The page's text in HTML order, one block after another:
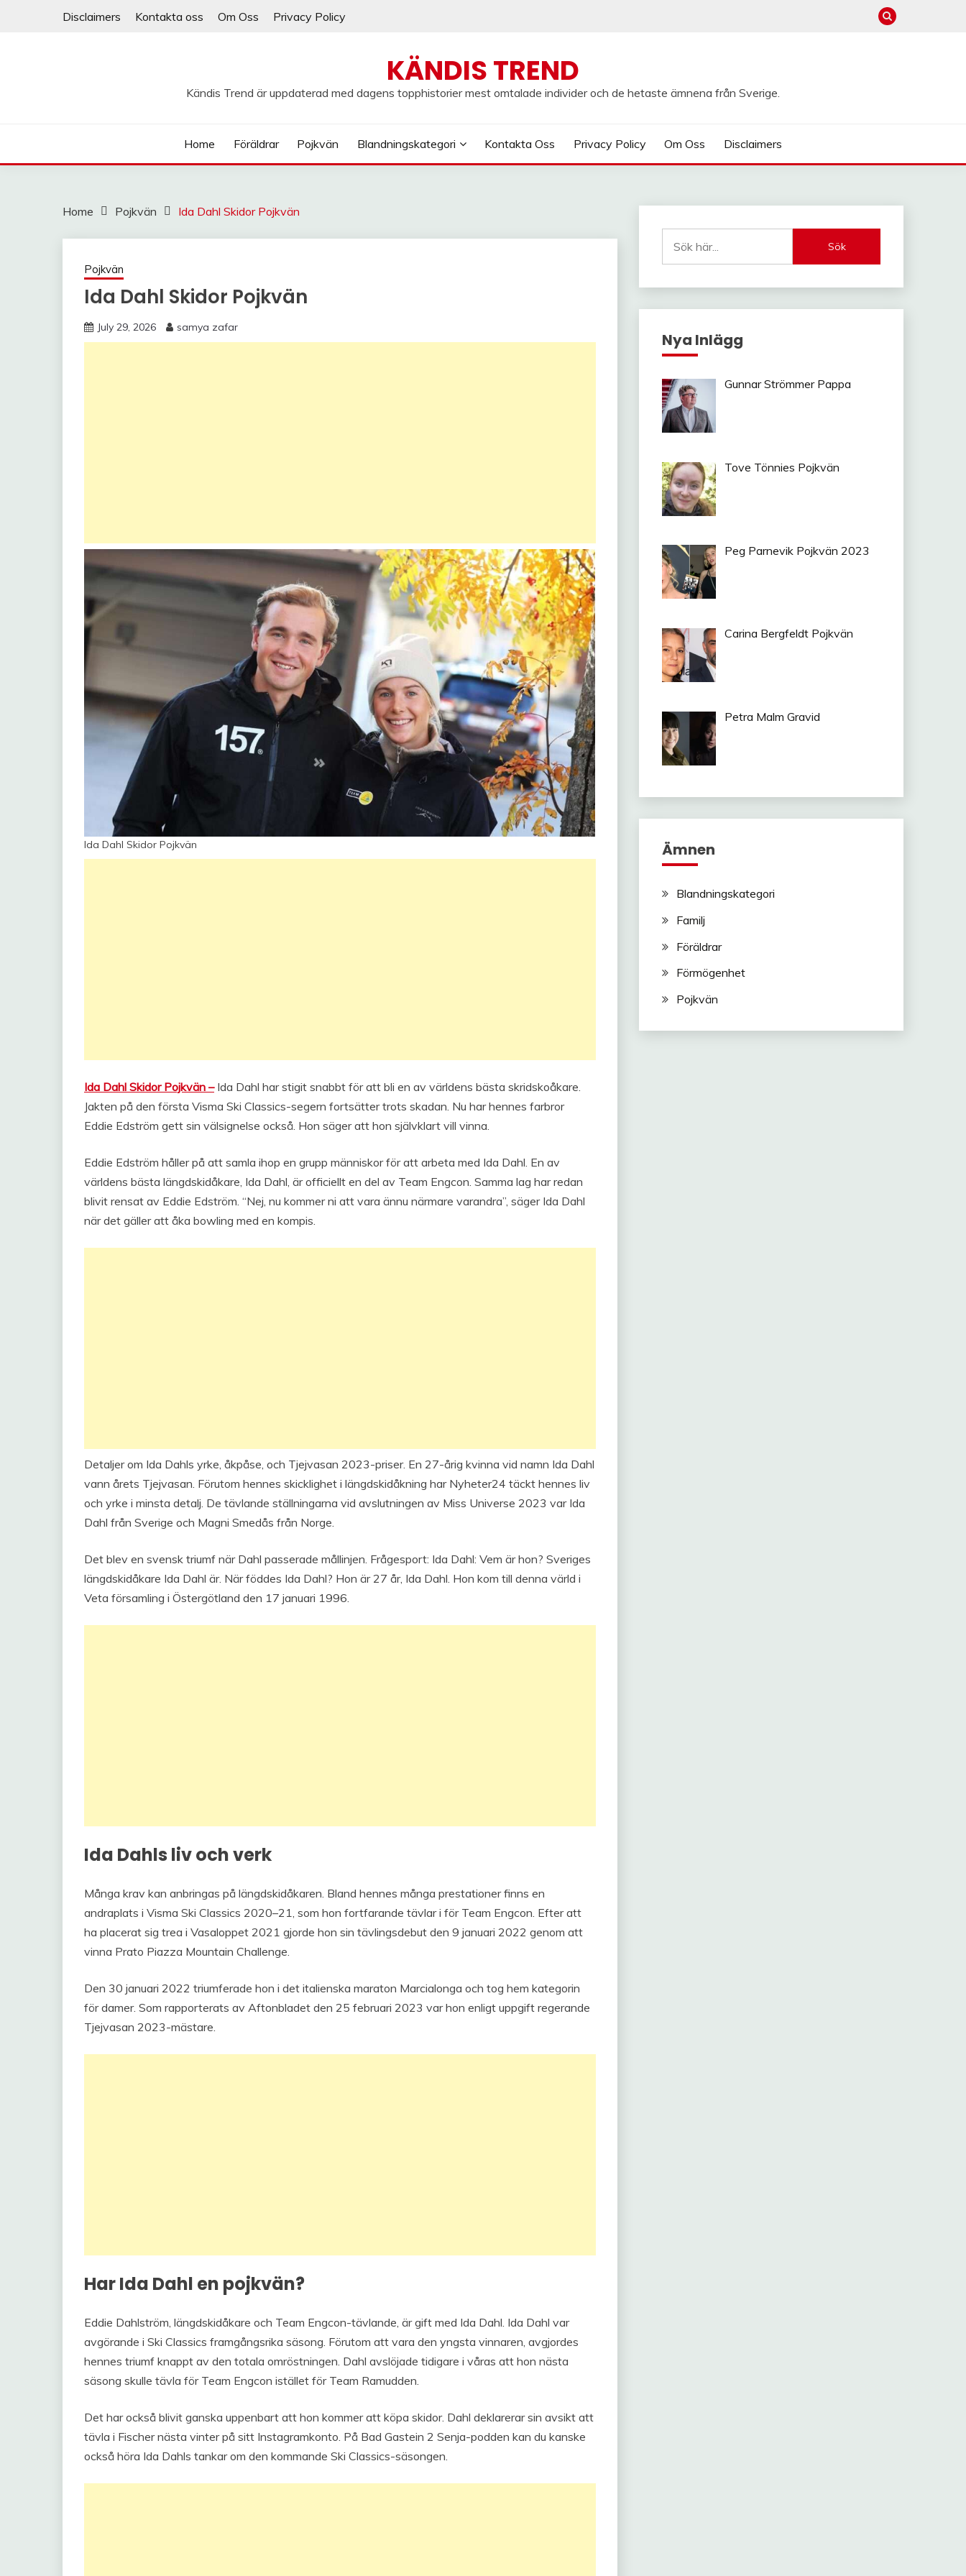
Disclaimers Kontakta oss Om Oss Privacy Policy
KÄNDIS TREND
Kändis Trend är uppdaterad med dagens topphistorier mest omtalade individer och de hetaste ämnena från Sverige.
Home Föräldrar Pojkvän Blandningskategori Kontakta Oss Privacy Policy Om Oss Disclaimers
Home Pojkvän Ida Dahl Skidor Pojkvän
Pojkvän
Ida Dahl Skidor Pojkvän
July 29, 2026 samya zafar
Ida Dahl Skidor Pojkvän
Ida Dahl Skidor Pojkvän –Ida Dahl har stigit snabbt för att bli en av världens bästa skridskoåkare.
Jakten på den första Visma Ski Classics-segern fortsätter trots skadan. Nu har hennes farbror
Eddie Edström gett sin välsignelse också. Hon säger att hon självklart vill vinna.
Eddie Edström håller på att samla ihop en grupp människor för att arbeta med Ida Dahl. En av
världens bästa längdskidåkare, Ida Dahl, är officiellt en del av Team Engcon. Samma lag har redan
blivit rensat av Eddie Edström. “Nej, nu kommer ni att vara ännu närmare varandra”, säger Ida Dahl
när det gäller att åka bowling med en kompis.
Detaljer om Ida Dahls yrke, åkpåse, och Tjejvasan 2023-priser. En 27-årig kvinna vid namn Ida Dahl
vann årets Tjejvasan. Förutom hennes skicklighet i längdskidåkning har Nyheter24 täckt hennes liv
och yrke i minsta detalj. De tävlande ställningarna vid avslutningen av Miss Universe 2023 var Ida
Dahl från Sverige och Magni Smedås från Norge.
Det blev en svensk triumf när Dahl passerade mållinjen. Frågesport: Ida Dahl: Vem är hon? Sveriges
längdskidåkare Ida Dahl är. När föddes Ida Dahl? Hon är 27 år, Ida Dahl. Hon kom till denna värld i
Veta församling i Östergötland den 17 januari 1996.
Ida Dahls liv och verk
Många krav kan anbringas på längdskidåkaren. Bland hennes många prestationer finns en
andraplats i Visma Ski Classics 2020–21, som hon fortfarande tävlar i för Team Engcon. Efter att
ha placerat sig trea i Vasaloppet 2021 gjorde hon sin tävlingsdebut den 9 januari 2022 genom att
vinna Prato Piazza Mountain Challenge.
Den 30 januari 2022 triumferade hon i det italienska maraton Marcialonga och tog hem kategorin
för damer. Som rapporterats av Aftonbladet den 25 februari 2023 var hon enligt uppgift regerande
Tjejvasan 2023-mästare.
Har Ida Dahl en pojkvän?
Eddie Dahlström, längdskidåkare och Team Engcon-tävlande, är gift med Ida Dahl. Ida Dahl var
avgörande i Ski Classics framgångsrika säsong. Förutom att vara den yngsta vinnaren, avgjordes
hennes triumf knappt av den totala omröstningen. Dahl avslöjade tidigare i våras att hon nästa
säsong skulle tävla för Team Engcon istället för Team Ramudden.
Det har också blivit ganska uppenbart att hon kommer att köpa skidor. Dahl deklarerar sin avsikt att
tävla i Fischer nästa vinter på sitt Instagramkonto. På Bad Gastein 2 Senja-podden kan du kanske
också höra Ida Dahls tankar om den kommande Ski Classics-säsongen.
Sök
Nya Inlägg
Gunnar Strömmer Pappa
Tove Tönnies Pojkvän
Peg Parnevik Pojkvän 2023
Carina Bergfeldt Pojkvän
Petra Malm Gravid
Ämnen
Blandningskategori
Familj
Föräldrar
Förmögenhet
Pojkvän